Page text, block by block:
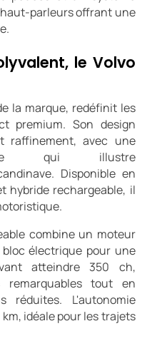
haut-parleurs offrant une
le Volvo
la marque, redéfinit les
premium. Son design
raffinement, avec une
qui illustre
Disponible en
hybride rechargeable, il
combine un moteur
électrique pour une
atteindre 350 ch,
remarquables tout en
réduites. L'autonomie
idéale pour les trajets